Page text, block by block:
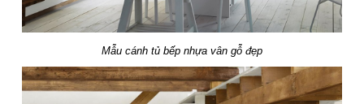
Mẫu cánh tủ bếp nhựa vân gỗ đẹp